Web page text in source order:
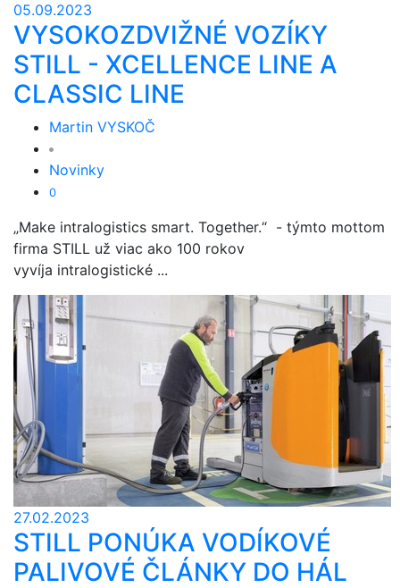
05.09.2023
VYSOKOZDVIŽNÉ VOZÍKY
STILL - XCELLENCE LINE A
CLASSIC LINE
Martin VYSKOČ
Novinky
0
„Make intralogistics smart. Together.“ - týmto mottom
firma STILL už viac ako 100 rokov
vyvíja intralogistické ...
27.02.2023
STILL PONÚKA VODÍKOVÉ
PALIVOVÉ ČLÁNKY DO HÁL